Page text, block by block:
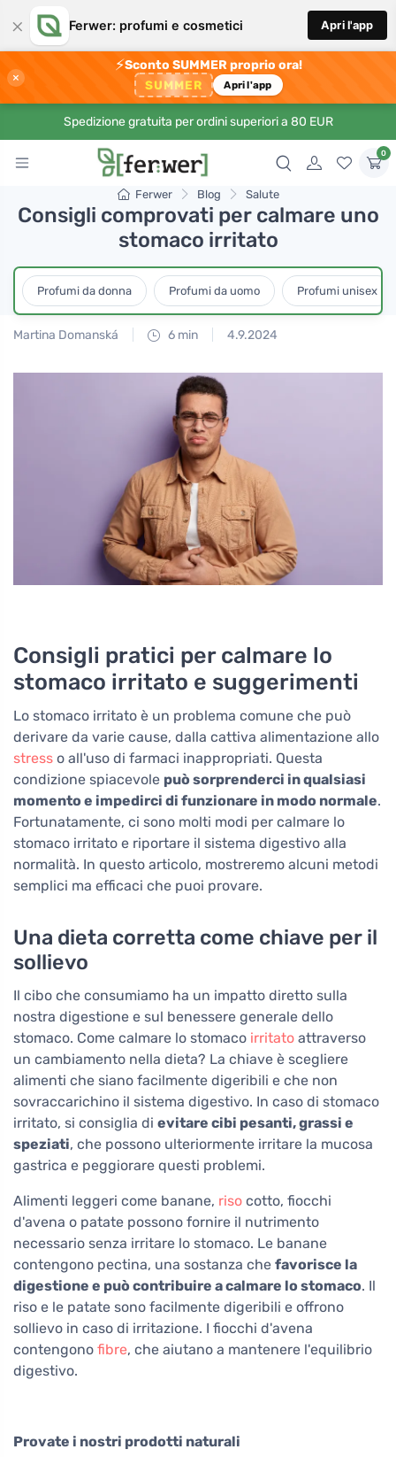
× Ferwer: profumi e cosmetici Apri l'app
×
⚡Sconto SUMMER proprio ora!
SUMMER Apri l'app
Spedizione gratuita per ordini superiori a 80 EUR
0
Ferwer Blog Salute
Consigli comprovati per calmare uno
stomaco irritato
Profumi da donna Profumi da uomo Profumi unisex
Martina Domanská 6 min 4.9.2024
Consigli pratici per calmare lo
stomaco irritato e suggerimenti
Lo stomaco irritato è un problema comune che può
derivare da varie cause, dalla cattiva alimentazione allo
stress o all'uso di farmaci inappropriati. Questa
condizione spiacevole può sorprenderci in qualsiasi
momento e impedirci di funzionare in modo normale.
Fortunatamente, ci sono molti modi per calmare lo
stomaco irritato e riportare il sistema digestivo alla
normalità. In questo articolo, mostreremo alcuni metodi
semplici ma efficaci che puoi provare.
Una dieta corretta come chiave per il
sollievo
Il cibo che consumiamo ha un impatto diretto sulla
nostra digestione e sul benessere generale dello
stomaco. Come calmare lo stomaco irritato attraverso
un cambiamento nella dieta? La chiave è scegliere
alimenti che siano facilmente digeribili e che non
sovraccarichino il sistema digestivo. In caso di stomaco
irritato, si consiglia di evitare cibi pesanti, grassi e
speziati, che possono ulteriormente irritare la mucosa
gastrica e peggiorare questi problemi.
Alimenti leggeri come banane, riso cotto, fiocchi
d'avena o patate possono fornire il nutrimento
necessario senza irritare lo stomaco. Le banane
contengono pectina, una sostanza che favorisce la
digestione e può contribuire a calmare lo stomaco. Il
riso e le patate sono facilmente digeribili e offrono
sollievo in caso di irritazione. I fiocchi d'avena
contengono fibre, che aiutano a mantenere l'equilibrio
digestivo.
Provate i nostri prodotti naturali